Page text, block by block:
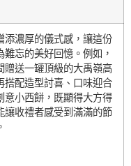
添濃厚的儀式感，讓這份
難忘的美好回憶。例如，
贈送一罐頂級的大禹嶺高
搭配造型討喜、口味迎合
意小西餅，既顯得大方得
讓收禮者感受到滿滿的節